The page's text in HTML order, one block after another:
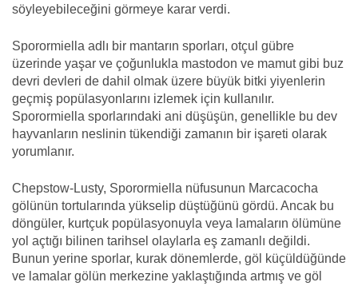
söyleyebileceğini görmeye karar verdi.
Sporormiella adlı bir mantarın sporları, otçul gübre
üzerinde yaşar ve çoğunlukla mastodon ve mamut gibi buz
devri devleri de dahil olmak üzere büyük bitki yiyenlerin
geçmiş popülasyonlarını izlemek için kullanılır.
Sporormiella sporlarındaki ani düşüşün, genellikle bu dev
hayvanların neslinin tükendiği zamanın bir işareti olarak
yorumlanır.
Chepstow-Lusty, Sporormiella nüfusunun Marcacocha
gölünün tortularında yükselip düştüğünü gördü. Ancak bu
döngüler, kurtçuk popülasyonuyla veya lamaların ölümüne
yol açtığı bilinen tarihsel olaylarla eş zamanlı değildi.
Bunun yerine sporlar, kurak dönemlerde, göl küçüldüğünde
ve lamalar gölün merkezine yaklaştığında artmış ve göl